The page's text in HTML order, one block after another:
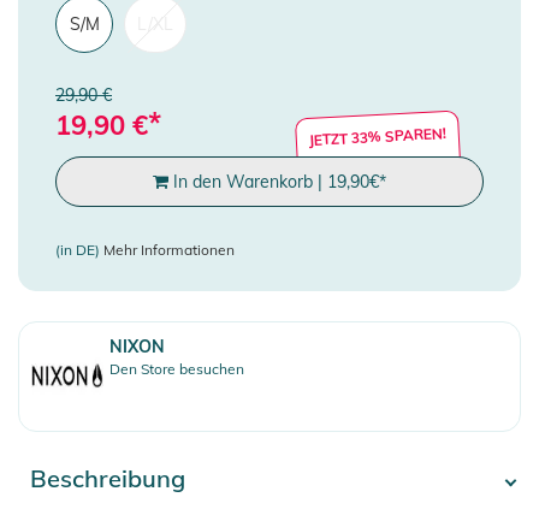
S/M
29,90 €
19,90 €* JETZT 33% SPAREN!
In den Warenkorb | 19,90€*
(in DE) Mehr Informationen
NIXON
Den Store besuchen
Beschreibung